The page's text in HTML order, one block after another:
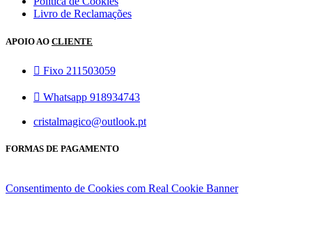
Livro de Reclamações
APOIO AO CLIENTE
Fixo 211503059
Whatsapp 918934743
cristalmagico@outlook.pt
FORMAS DE PAGAMENTO
Consentimento de Cookies com Real Cookie Banner